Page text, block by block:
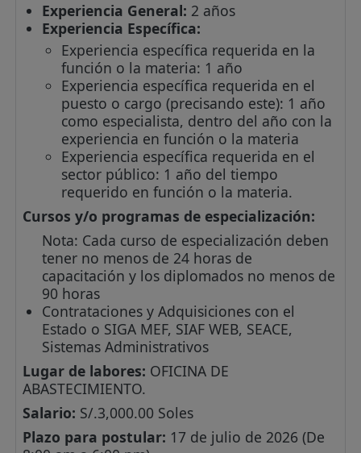
Experiencia General: 2 años
Experiencia Específica:
Experiencia específica requerida en la
función o la materia: 1 año
Experiencia específica requerida en el
puesto o cargo (precisando este): 1 año
como especialista, dentro del año con la
experiencia en función o la materia
Experiencia específica requerida en el
sector público: 1 año del tiempo
requerido en función o la materia.
Cursos y/o programas de especialización:
Nota: Cada curso de especialización deben
tener no menos de 24 horas de
capacitación y los diplomados no menos de
90 horas
Contrataciones y Adquisiciones con el
Estado o SIGA MEF, SIAF WEB, SEACE,
Sistemas Administrativos
Lugar de labores: OFICINA DE
ABASTECIMIENTO.
Salario: S/.3,000.00 Soles
Plazo para postular: 17 de julio de 2026 (De